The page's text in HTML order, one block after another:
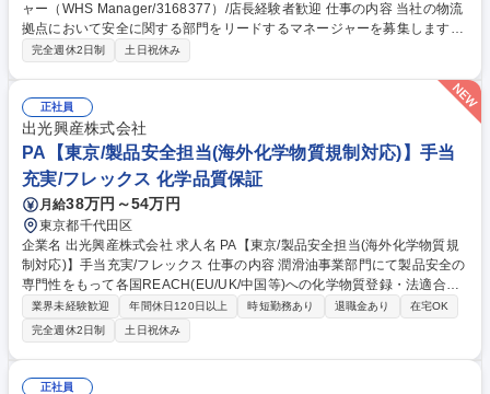
ャー（WHS Manager/3168377）/店長経験者歓迎 仕事の内容 当社の物流
拠点において安全に関する部門をリードするマネージャーを募集します。
オペレーション各部門と効率的に連携し、安全文化を創造することで、お
■担当サイトのWHS年間目標と計画の作成および実施支援 ■リスクアセス
メントと内部監査の実施 ■防火・防災対策の計画立案と導入 ■1～2名程度
の直属の部下の採用、勤怠管理、業務指導、キャリア開発・育成 募集職種
【埼玉 川口】安全管理マネージャー（WHS Manager/3168377）/店長経
験者歓迎
完全週休2日制 土日祝休み
正社員
出光興産株式会社
PA【東京/製品安全担当(海外化学物質規制対応)】手当
充実/フレックス 化学品質保証
月給38万円～54万円
東京都千代田区
企業名 出光興産株式会社 求人名 PA【東京/製品安全担当(海外化学物質規
制対応)】手当充実/フレックス 仕事の内容 潤滑油事業部門にて製品安全の
専門性をもって各国REACH(EU/UK/中国等)への化学物質登録・法適合確
認、外部コンサル窓口、化学物質管理システムの運用保守等を担当。グロ
ーバル供給を支える重要ポジションです。 【業務詳細】■各国REACH(E
U, UK, トルコ, 中国, 韓国, 台湾)への化学物質登録等の対■各国輸入実績数
量の集計および法適合状況の確認■外部コンサルタントとの連絡窓口業務■
化学物質管理システムの維持管理 【魅力・キャリア】部門内に研究・製
業界未経験歓迎 年間休日120日以上 時短勤務あり 退職金あり
在宅OK
完全週休2日制
土日祝休み
正社員